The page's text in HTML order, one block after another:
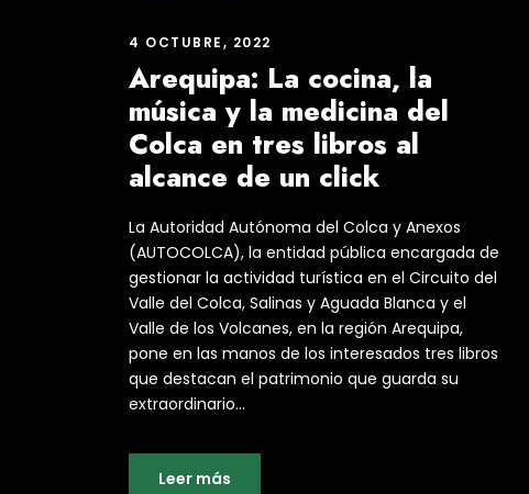
4 OCTUBRE, 2022
Arequipa: La cocina, la
música y la medicina del
Colca en tres libros al
alcance de un click
La Autoridad Autónoma del Colca y Anexos
(AUTOCOLCA), la entidad pública encargada de
gestionar la actividad turística en el Circuito del
Valle del Colca, Salinas y Aguada Blanca y el
Valle de los Volcanes, en la región Arequipa,
pone en las manos de los interesados tres libros
que destacan el patrimonio que guarda su
extraordinario...
Leer más